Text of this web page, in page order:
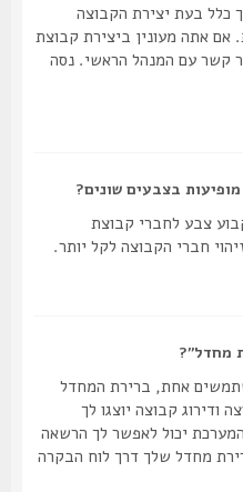
יצירת הקבוצה
מעונין ביצירת קבוצת
עם המנהל הראשי. נסה
בצבעים שונים?
לחברי קבוצת
הקבוצה לקל יותר.
אחת, ברירת המחדל
קבוצה יוצגו לך
יכול לאפשר לך הרשאה
שלך דרך לוח הבקרה